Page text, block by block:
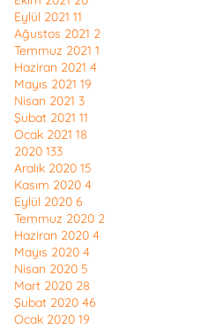
Eylül 2021 11
Ağustos 2021 2
Temmuz 2021 1
Haziran 2021 4
Mayıs 2021 19
Nisan 2021 3
Şubat 2021 11
Ocak 2021 18
2020 133
Aralık 2020 15
Kasım 2020 4
Eylül 2020 6
Temmuz 2020 2
Haziran 2020 4
Mayıs 2020 4
Nisan 2020 5
Mart 2020 28
Şubat 2020 46
Ocak 2020 19